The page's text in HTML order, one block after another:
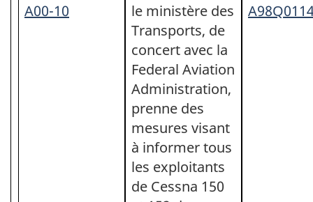
A00-10
le ministère des
Transports, de
concert avec la
Federal Aviation
Administration,
prenne des
mesures visant
à informer tous
les exploitants
de Cessna 150